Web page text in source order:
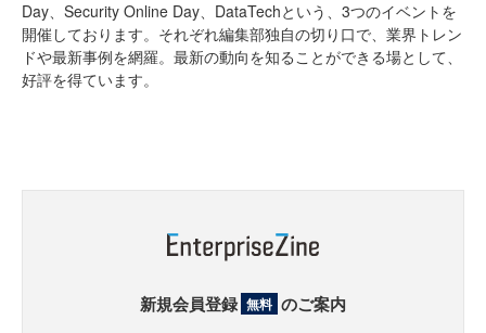
Day、Security Online Day、DataTechという、3つのイベントを
開催しております。それぞれ編集部独自の切り口で、業界トレン
ドや最新事例を網羅。最新の動向を知ることができる場として、
好評を得ています。
新規会員登録 無料 のご案内